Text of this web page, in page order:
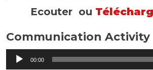
Ecouter ou
Communication Activity
Lecteur
audio
00:00